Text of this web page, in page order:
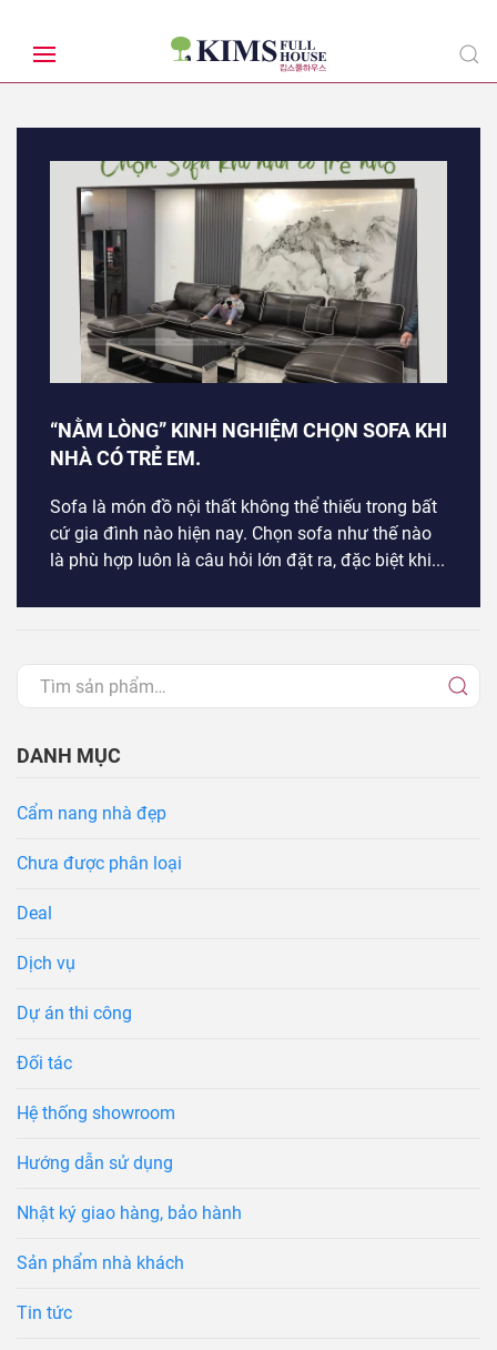
“NẰM LÒNG” KINH NGHIỆM CHỌN SOFA KHI
NHÀ CÓ TRẺ EM.
Sofa là món đồ nội thất không thể thiếu trong bất
cứ gia đình nào hiện nay. Chọn sofa như thế nào
là phù hợp luôn là câu hỏi lớn đặt ra, đặc biệt khi...
DANH MỤC
Cẩm nang nhà đẹp
Chưa được phân loại
Deal
Dịch vụ
Dự án thi công
Đối tác
Hệ thống showroom
Hướng dẫn sử dụng
Nhật ký giao hàng, bảo hành
Sản phẩm nhà khách
Tin tức